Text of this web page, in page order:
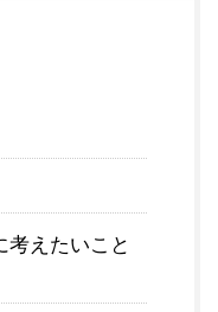
えたいこと